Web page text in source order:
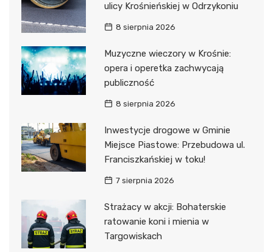
ulicy Krośnieńskiej w Odrzykoniu
8 sierpnia 2026
Muzyczne wieczory w Krośnie:
opera i operetka zachwycają
publiczność
8 sierpnia 2026
Inwestycje drogowe w Gminie
Miejsce Piastowe: Przebudowa ul.
Franciszkańskiej w toku!
7 sierpnia 2026
Strażacy w akcji: Bohaterskie
ratowanie koni i mienia w
Targowiskach